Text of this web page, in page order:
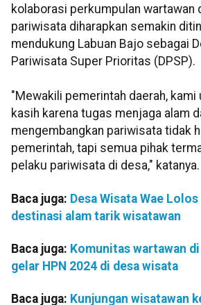
kolaborasi perkumpulan wartawan
pariwisata diharapkan semakin
mendukung Labuan Bajo sebagai
Pariwisata Super Prioritas (DPSP).
"Mewakili pemerintah daerah,
kasih karena tugas menjaga alam
mengembangkan pariwisata tidak
pemerintah, tapi semua pihak
pelaku pariwisata di desa," katanya.
Baca juga: Desa Wisata Wae
destinasi alam tarik wisatawan
Baca juga: Komunitas wartawan
gelar HPN 2024 di desa wisata
Baca juga: Kunjungan wisatawan